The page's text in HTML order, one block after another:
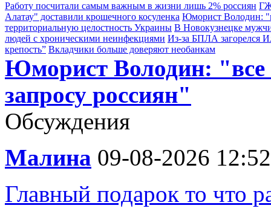
Работу посчитали самым важным в жизни лишь 2% россиян
Алатау" доставили крошечного косуленка Юморист Володин:
территориальную целостность Украины В Новокузнецке
людей с хроническими неинфекциями Из-за БПЛА загорелся
крепость” Вкладчики больше доверяют необанкам
Юморист Володин: "все
запросу россиян"
Обсуждения
Малина 09-08-2026 12:52
Главный подарок то что